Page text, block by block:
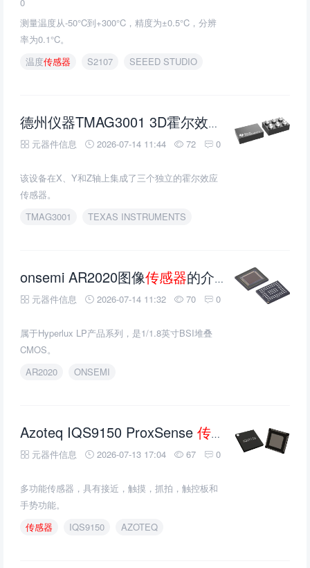
测量温度从-50°C到+300°C，精度为±0.5°C，分辨
率为0.1°C。
温度传感器 S2107 SEEED STUDIO
德州仪器TMAG3001 3D霍尔效应 传感器的介绍
元器件信息 2026-07-14 11:44 72 0
该设备在X、Y和Z轴上集成了三个独立的霍尔效应
传感器。
TMAG3001
TEXAS INSTRUMENTS
onsemi AR2020图像传感器的介绍、特性、及应用
元器件信息 2026-07-14 11:32 70 0
属于Hyperlux LP产品系列，是1/1.8英寸BSI堆叠
CMOS。
AR2020
ONSEMI
Azoteq IQS9150 ProxSense 传感器 的介绍、
元器件信息 2026-07-13 17:04 67 0
多功能传感器，具有接近，触摸，抓拍，触控板和
手势功能。
传感器
IQS9150 AZOTEQ